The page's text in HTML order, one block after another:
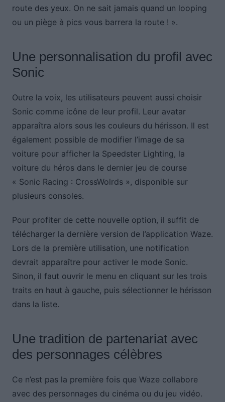
route des yeux. On ne sait jamais quand un looping
ou un piège à pics vous barrera la route ! ».
Une personnalisation du profil avec
Sonic
Outre la voix, les utilisateurs peuvent aussi choisir
Sonic comme icône de leur profil. Leur avatar
apparaîtra alors sous les couleurs du hérisson. Il est
également possible de modifier l’image de sa
voiture pour afficher la Speedster Lighting, la
voiture du héros dans le dernier jeu de course
« Sonic Racing : CrossWolrds », disponible sur
plusieurs consoles.
Pour profiter de cette nouvelle option, il suffit de
télécharger la dernière version de l’application Waze.
Lors de la première utilisation, une notification
devrait apparaître pour activer le mode Sonic.
Sinon, il faut ouvrir le menu en cliquant sur les trois
traits en haut à gauche, puis sélectionner le hérisson
dans la liste.
Une tradition de partenariat avec
des personnages célèbres
Ce n’est pas la première fois que Waze collabore
avec des personnages du cinéma ou du jeu vidéo.